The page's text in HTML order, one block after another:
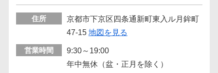
住所
京都市下京区四条通新町東入ル月鉾町
47-15 地図を見る
営業時間
9:30～19:00
年中無休（盆・正月を除く）